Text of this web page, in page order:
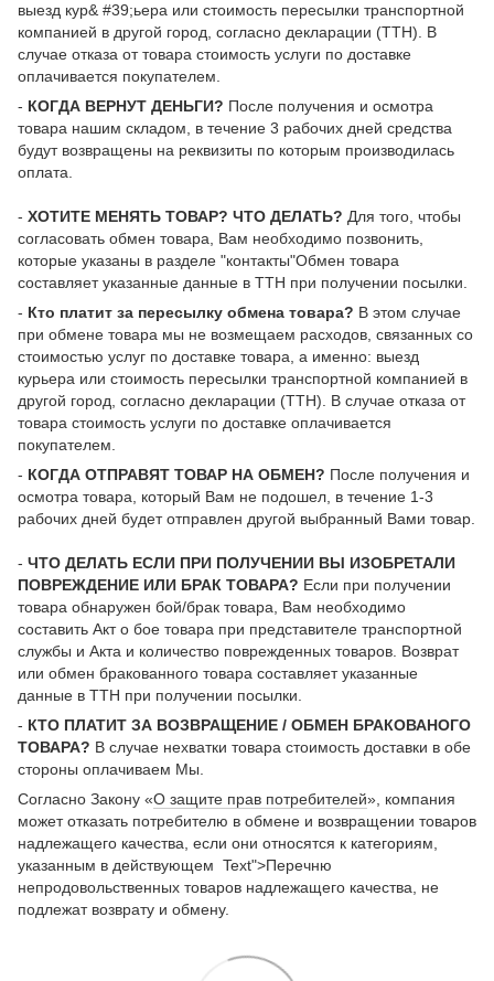
выезд кур& #39;ьера или стоимость пересылки транспортной
компанией в другой город, согласно декларации (ТТН). В
случае отказа от товара стоимость услуги по доставке
оплачивается покупателем.
- КОГДА ВЕРНУТ ДЕНЬГИ? После получения и осмотра
товара нашим складом, в течение 3 рабочих дней средства
будут возвращены на реквизиты по которым производилась
оплата.
- ХОТИТЕ МЕНЯТЬ ТОВАР? ЧТО ДЕЛАТЬ? Для того, чтобы
согласовать обмен товара, Вам необходимо позвонить,
которые указаны в разделе "контакты"Обмен товара
составляет указанные данные в ТТН при получении посылки.
- Кто платит за пересылку обмена товара? В этом случае
при обмене товара мы не возмещаем расходов, связанных со
стоимостью услуг по доставке товара, а именно: выезд
курьера или стоимость пересылки транспортной компанией в
другой город, согласно декларации (ТТН). В случае отказа от
товара стоимость услуги по доставке оплачивается
покупателем.
- КОГДА ОТПРАВЯТ ТОВАР НА ОБМЕН? После получения и
осмотра товара, который Вам не подошел, в течение 1-3
рабочих дней будет отправлен другой выбранный Вами товар.
- ЧТО ДЕЛАТЬ ЕСЛИ ПРИ ПОЛУЧЕНИИ ВЫ ИЗОБРЕТАЛИ
ПОВРЕЖДЕНИЕ ИЛИ БРАК ТОВАРА? Если при получении
товара обнаружен бой/брак товара, Вам необходимо
составить Акт о бое товара при представителе транспортной
службы и Акта и количество поврежденных товаров. Возврат
или обмен бракованного товара составляет указанные
данные в ТТН при получении посылки.
- КТО ПЛАТИТ ЗА ВОЗВРАЩЕНИЕ / ОБМЕН БРАКОВАНОГО
ТОВАРА? В случае нехватки товара стоимость доставки в обе
стороны оплачиваем Мы.
Согласно Закону «О защите прав потребителей», компания
может отказать потребителю в обмене и возвращении товаров
надлежащего качества, если они относятся к категориям,
указанным в действующем Text">Перечню
непродовольственных товаров надлежащего качества, не
подлежат возврату и обмену.